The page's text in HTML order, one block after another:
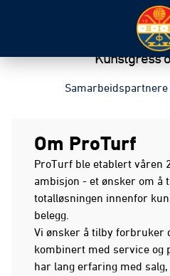
Kunstgress
Samarbeidspartnere
Om ProTurf
ProTurf ble etablert våren
ambisjon - et ønsker om å
totalløsningen innenfor
belegg.
Vi ønsker å tilby forbruker
kombinert med service og
har lang erfaring med